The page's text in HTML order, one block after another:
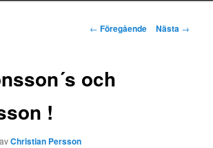
Inläggsnavigering
← Föregående Nästa →
och
!
avChristian Persson